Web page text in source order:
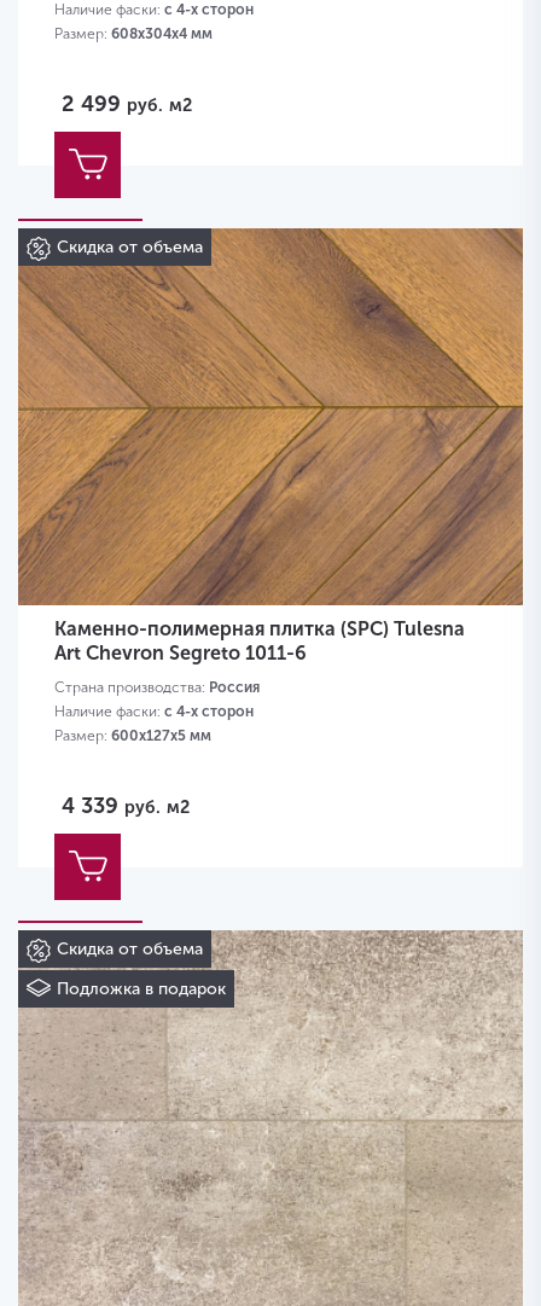
Наличие фаски: с 4-х сторон
Размер: 608х304х4 мм
2 499 руб. м2
Скидка от объема
Каменно-полимерная плитка (SPC) Tulesna
Art Chevron Segreto 1011-6
Страна производства: Россия
Наличие фаски: с 4-х сторон
Размер: 600х127х5 мм
4 339 руб. м2
Скидка от объема
Подложка в подарок